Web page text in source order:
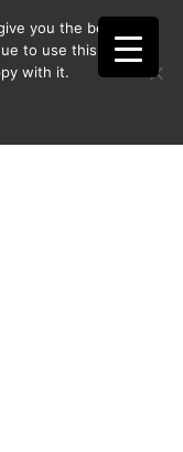
you the best
to use this site we
with it.